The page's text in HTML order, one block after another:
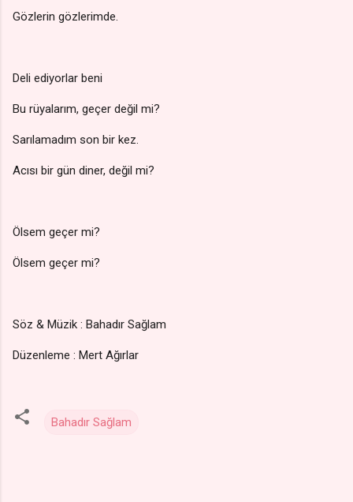
Gözlerin gözlerimde.
Deli ediyorlar beni
Bu rüyalarım, geçer değil mi?
Sarılamadım son bir kez.
Acısı bir gün diner, değil mi?
Ölsem geçer mi?
Ölsem geçer mi?
Söz & Müzik : Bahadır Sağlam
Düzenleme : Mert Ağırlar
Bahadır Sağlam